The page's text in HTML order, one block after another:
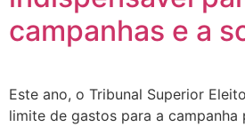
campanhas e a
Este ano, o Tribunal Superior
limite de gastos para a campanha